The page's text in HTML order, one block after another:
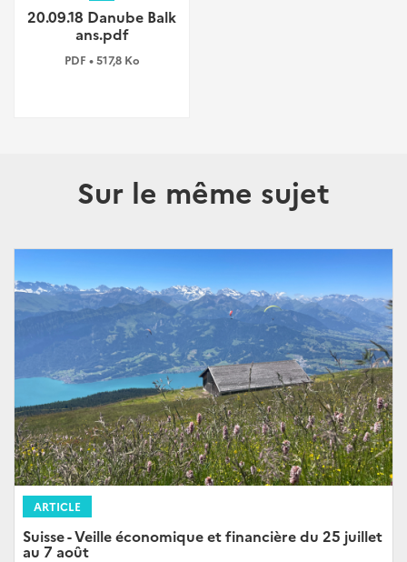
20.09.18 Danube Balk
ans.pdf
PDF • 517,8 Ko
Sur le même sujet
ARTICLE
Suisse - Veille économique et financière du 25 juillet
au 7 août